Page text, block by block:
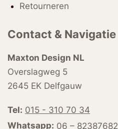
Retourneren
Contact & Navigatie
Maxton Design NL
Overslagweg 5
2645 EK Delfgauw
Tel: 015 - 310 70 34
Whatsapp: 06 – 82387682